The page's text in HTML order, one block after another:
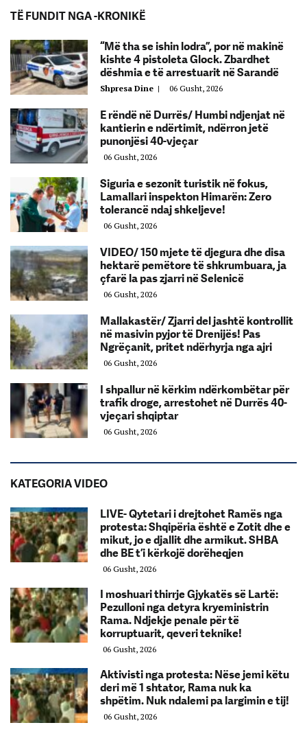
TË FUNDIT NGA -KRONIKË
“Më tha se ishin lodra”, por në makinë
kishte 4 pistoleta Glock. Zbardhet
dëshmia e të arrestuarit në Sarandë
Shpresa Dine | 06 Gusht, 2026
E rëndë në Durrës/ Humbi ndjenjat në
kantierin e ndërtimit, ndërron jetë
punonjësi 40-vjeçar
06 Gusht, 2026
Siguria e sezonit turistik në fokus,
Lamallari inspekton Himarën: Zero
tolerancë ndaj shkeljeve!
06 Gusht, 2026
VIDEO/ 150 mjete të djegura dhe disa
hektarë pemëtore të shkrumbuara, ja
çfarë la pas zjarri në Selenicë
06 Gusht, 2026
Mallakastër/ Zjarri del jashtë kontrollit
në masivin pyjor të Drenijës! Pas
Ngrëçanit, pritet ndërhyrja nga ajri
06 Gusht, 2026
I shpallur në kërkim ndërkombëtar për
trafik droge, arrestohet në Durrës 40-
vjeçari shqiptar
06 Gusht, 2026
KATEGORIA VIDEO
LIVE- Qytetari i drejtohet Ramës nga
protesta: Shqipëria është e Zotit dhe e
mikut, jo e djallit dhe armikut. SHBA
dhe BE t’i kërkojë dorëheqjen
06 Gusht, 2026
I moshuari thirrje Gjykatës së Lartë:
Pezulloni nga detyra kryeministrin
Rama. Ndjekje penale për të
korruptuarit, qeveri teknike!
06 Gusht, 2026
Aktivisti nga protesta: Nëse jemi këtu
deri më 1 shtator, Rama nuk ka
shpëtim. Nuk ndalemi pa largimin e tij!
06 Gusht, 2026